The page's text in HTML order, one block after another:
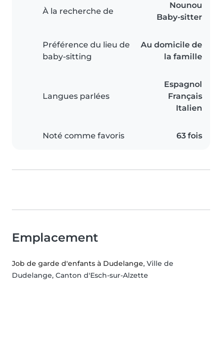
À la recherche de
Nounou
Baby-sitter
Préférence du lieu de
baby-sitting
Au domicile de
la famille
Langues parlées
Espagnol
Français
Italien
Noté comme favoris 63 fois
Emplacement
Job de garde d'enfants à Dudelange, Ville de
Dudelange, Canton d'Esch-sur-Alzette